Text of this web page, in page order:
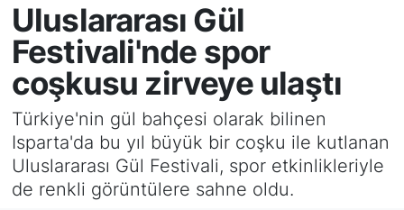
Uluslararası Gül
Festivali'nde spor
coşkusu zirveye ulaştı
Türkiye'nin gül bahçesi olarak bilinen
Isparta'da bu yıl büyük bir coşku ile kutlanan
Uluslararası Gül Festivali, spor etkinlikleriyle
de renkli görüntülere sahne oldu.
SPOR
GÜNÜN MANŞETİ
DÜNYA
KÜLTÜR - SANAT
MAGAZİN
Mersin Namaz Vakitleri
Mersin Trafik Yoğunluk Haritası
Süper Lig Puan Durumu ve Fikstür
Tüm Manşetler
Son Dakika Haberleri